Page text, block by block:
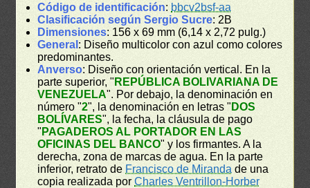
Código de identificación: bbcv2bsf-aa
Clasificación según Sergio Sucre: 2B
Dimensiones: 156 x 69 mm (6,14 x 2,72 pulg.)
General : Diseño multicolor con azul como colores
predominantes.
Anverso: Diseño con orientación vertical. En la
parte superior, " REPÚBLICA BOLIVARIANA DE
VENEZUELA". Por debajo, la denominación en
número "2", la denominación en letras " DOS
BOLÍVARES", la fecha, la cláusula de pago
" PAGADEROS AL PORTADOR EN LAS
OFICINAS DEL BANCO" y los firmantes. A la
derecha, zona de marcas de agua. En la parte
inferior, retrato de Francisco de Miranda de una
copia realizada porCharles Ventrillon-Horber